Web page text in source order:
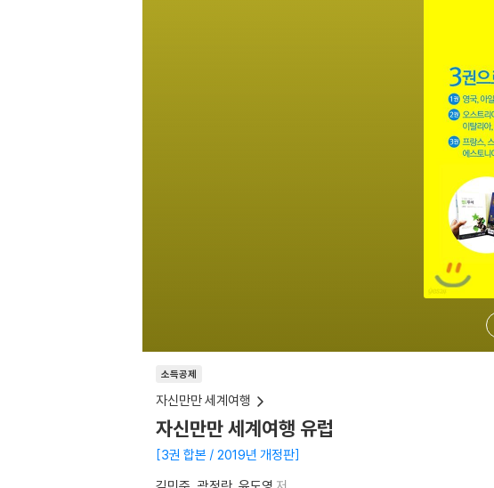
소득공제
자신만만 세계여행
자신만만 세계여행 유럽
3권 합본 / 2019년 개정판